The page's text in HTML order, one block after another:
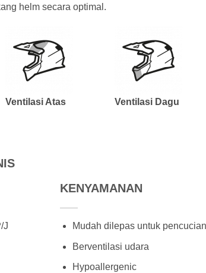
helm secara optimal.
Ventilasi Atas Ventilasi Dagu
J
KENYAMANAN
Mudah dilepas untuk pencucian
Berventilasi udara
Hypoallergenic